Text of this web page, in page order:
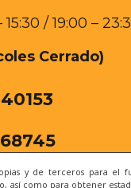
y de terceros para el
así como para obtener
15:30 / 19:00 –
Cerrado)